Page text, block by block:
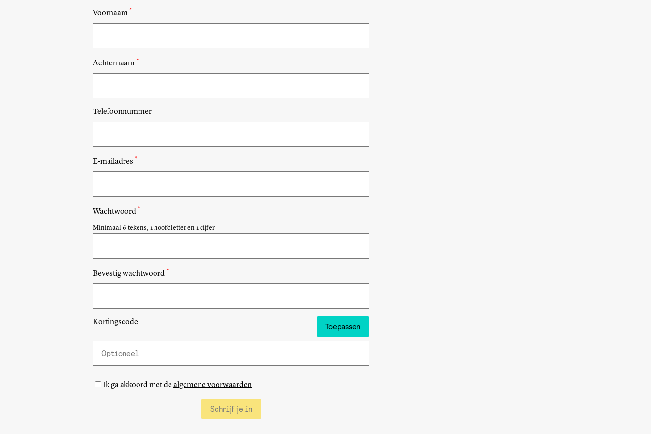
Voornaam *
Achternaam *
Telefoonnummer
E-mailadres *
Wachtwoord *
Minimaal 6 tekens, 1 hoofdletter en 1 cijfer
Bevestig wachtwoord *
Kortingscode Toepassen
Ik ga akkoord met de algemene voorwaarden
Schrijf je in